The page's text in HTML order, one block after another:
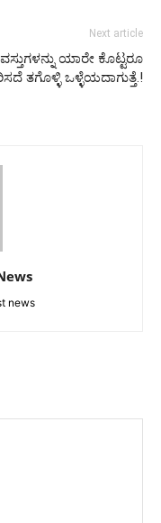
Next article
ಯಾರೇ ಕೊಟ್ಟರೂ
ತಗೊಳ್ಳಿ ಒಳ್ಳೆಯದಾಗುತ್ತೆ.!
news